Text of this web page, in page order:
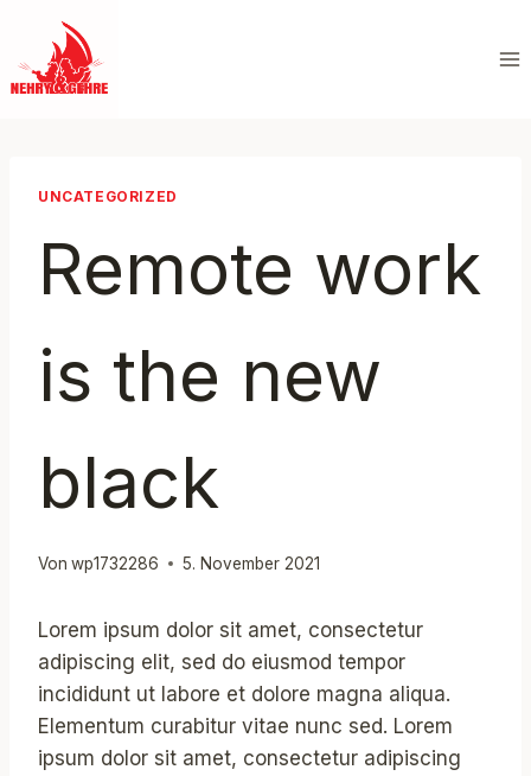
springen
UNCATEGORIZED
Remote work
is the new
black
Von wp1732286 5. November 2021
Lorem ipsum dolor sit amet, consectetur
adipiscing elit, sed do eiusmod tempor
incididunt ut labore et dolore magna aliqua.
Elementum curabitur vitae nunc sed. Lorem
ipsum dolor sit amet, consectetur adipiscing